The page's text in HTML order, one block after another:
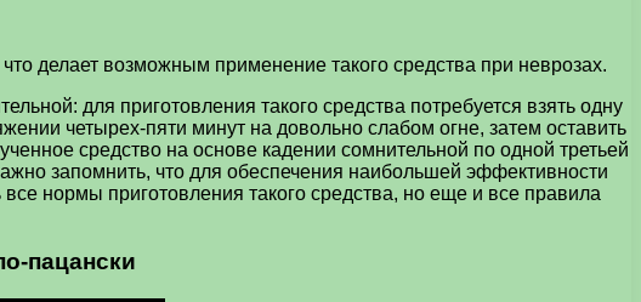
делает возможным применение такого средства при неврозах.
для приготовления такого средства потребуется взять одну
четырех-пяти минут на довольно слабом огне, затем оставить
средство на основе кадении сомнительной по одной третьей
запомнить, что для обеспечения наибольшей эффективности
нормы приготовления такого средства, но еще и все правила
пацански